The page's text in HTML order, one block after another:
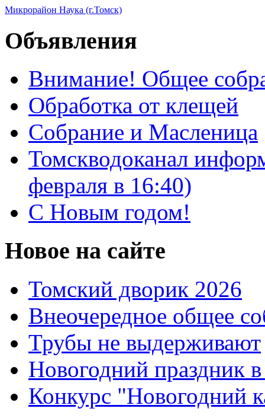
Микрорайон Наука (г.Томск)
Объявления
Внимание! Общее
Обработка от клещей
Собрание и Масленица
Томскводоканал
февраля в 16:40)
С Новым годом!
Новое на сайте
Томский дворик 2026
Внеочередное общее
Трубы не выдерживают
Новогодний праздник
Конкурс "Новогодний